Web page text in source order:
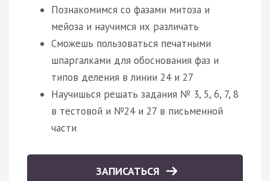
Познакомимся со фазами митоза и
мейоза и научимся их различать
Сможешь пользоваться печатными
шпаргалками для обоснования фаз и
типов деления в линии 24 и 27
Научишься решать задания № 3, 5, 6, 7, 8
в тестовой и №24 и 27 в письменной
части
ЗАПИСАТЬСЯ